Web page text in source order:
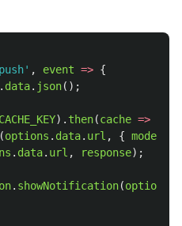
push' , event => {
. data. json();
). then(cache =>
(options . data. url , { mode
. data. url , response);
. showNotification(options